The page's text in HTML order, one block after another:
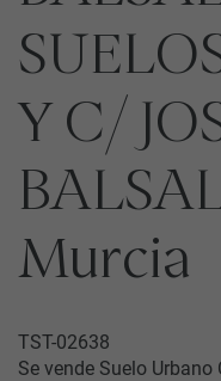
Y C/
Murcia
TST-02638
Se vende Suelo